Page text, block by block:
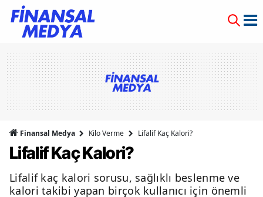
Finansal Medya Kilo Verme Lifalif Kaç Kalori?
Lifalif Kaç Kalori?
Lifalif kaç kalori sorusu, sağlıklı beslenme ve
kalori takibi yapan birçok kullanıcı için önemli